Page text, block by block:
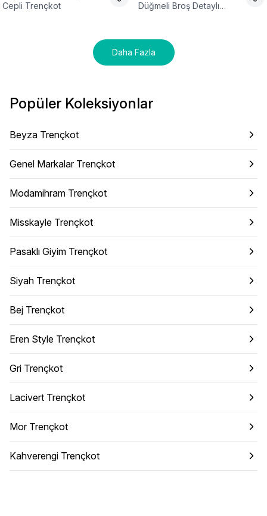
Cepli Trençkot
Düğmeli Broş Detaylı
Daha Fazla
Popüler Koleksiyonlar
Beyza Trençkot
Genel Markalar Trençkot
Modamihram Trençkot
Misskayle Trençkot
Pasaklı Giyim Trençkot
Siyah Trençkot
Bej Trençkot
Eren Style Trençkot
Gri Trençkot
Lacivert Trençkot
Mor Trençkot
Kahverengi Trençkot